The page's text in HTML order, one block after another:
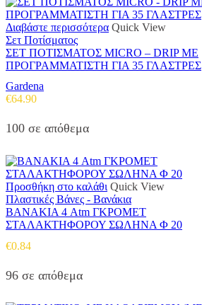
να
επιλεγούν
στη
σελίδα
του
προϊόντος
Διαβάστε περισσότερα Quick View
Σετ Ποτίσματος
ΣΕΤ ΠΟΤΙΣΜΑΤΟΣ MICRO – DRIP ΜΕ
ΠΡΟΓΡΑΜΜΑΤΙΣΤΗ ΓΙΑ 35 ΓΛΑΣΤΡΕΣ
Gardena
€64.90
100 σε απόθεμα
Προσθήκη στο καλάθι Quick View
Πλαστικές Βάνες - Βανάκια
ΒΑΝΑΚΙΑ 4 Atm ΓΚΡΟΜΕΤ
ΣΤΑΛΑΚΤΗΦΟΡΟΥ ΣΩΛΗΝΑ Φ 20
€0.84
96 σε απόθεμα